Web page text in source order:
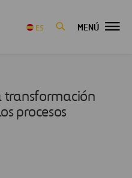
ES MENÚ
transformación
procesos